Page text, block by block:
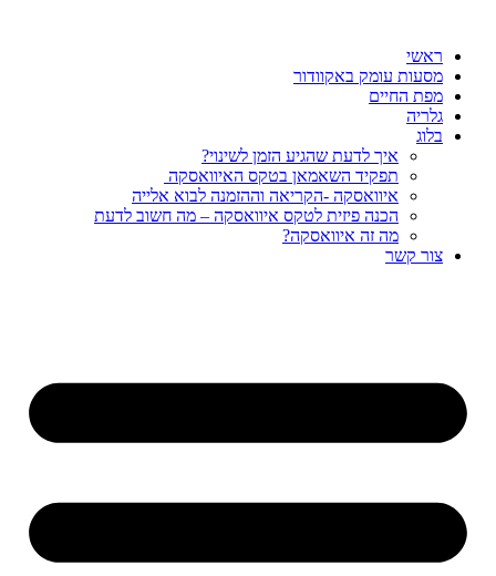
ראשי
מסעות עומק באקוודור
מפת החיים
גלריה
בלוג
איך לדעת שהגיע הזמן לשינוי?
תפקיד השאמאן בטקס האיוואסקה
איוואסקה -הקריאה וההזמנה לבוא אלייה
הכנה פיזית לטקס איוואסקה – מה חשוב לדעת
מה זה איוואסקה?
צור קשר